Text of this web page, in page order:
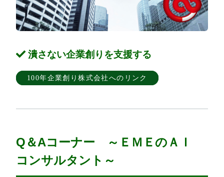
潰さない企業創りを支援する
100年企業創り株式会社へのリンク
Q＆Aコーナー ～ＥＭＥのＡＩ
コンサルタント～